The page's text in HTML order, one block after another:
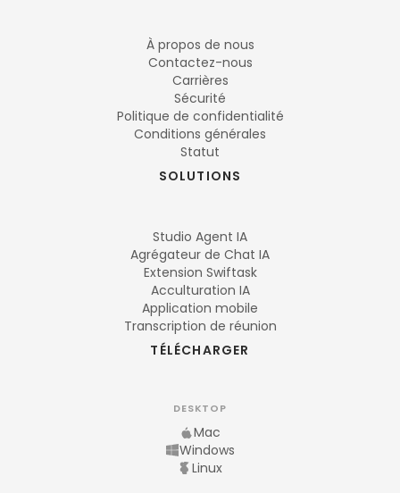
À propos de nous
Contactez-nous
Carrières
Sécurité
Politique de confidentialité
Conditions générales
Statut
SOLUTIONS
Studio Agent IA
Agrégateur de Chat IA
Extension Swiftask
Acculturation IA
Application mobile
Transcription de réunion
TÉLÉCHARGER
DESKTOP
Mac
Windows
Linux